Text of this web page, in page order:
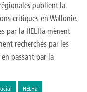
publient la
critiques en Wallonie.
par la HELHa mènent
recherchés par les
passant par la
HELHa